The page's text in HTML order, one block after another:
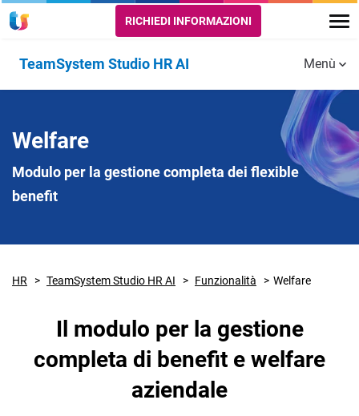
RICHIEDI INFORMAZIONI
TeamSystem Studio HR AI
Studio
Portale
Gestione
Recruiting
Sicurezza
Welfare
Mezzi
Menù
Welfare
Modulo per la gestione completa dei flexible
benefit
HR TeamSystem Studio HR AI Funzionalità Welfare
Il modulo per la gestione
completa di benefit e welfare
aziendale